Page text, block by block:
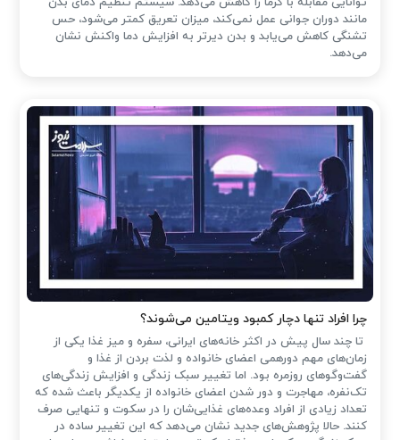
مانند دوران جوانی عمل نمی‌کند، میزان تعریق کمتر می‌شود، حس
تشنگی کاهش می‌یابد و بدن دیرتر به افزایش دما واکنش نشان
می‌دهد.
چرا افراد تنها دچار کمبود ویتامین می‌شوند؟
تا چند سال پیش در اکثر خانه‌های ایرانی، سفره و میز غذا یکی از
زمان‌های مهم دورهمی اعضای خانواده و لذت بردن از غذا و
گفت‌وگوهای روزمره بود. اما تغییر سبک زندگی و افزایش زندگی‌های
تک‌نفره، مهاجرت و دور شدن اعضای خانواده از یکدیگر باعث شده که
تعداد زیادی از افراد وعده‌های غذایی‌شان را در سکوت و تنهایی صرف
کنند. حالا پژوهش‌های جدید نشان می‌دهد که این تغییر ساده در